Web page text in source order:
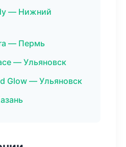
— Нижний
— Пермь
— Ульяновск
Glow — Ульяновск